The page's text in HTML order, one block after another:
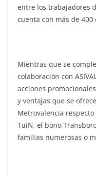
entre los trabajadores
cuenta con más de 400
Mientras que se
colaboración con
acciones
y ventajas que se
Metrovalencia
TuiN, el bono
familias numerosas o